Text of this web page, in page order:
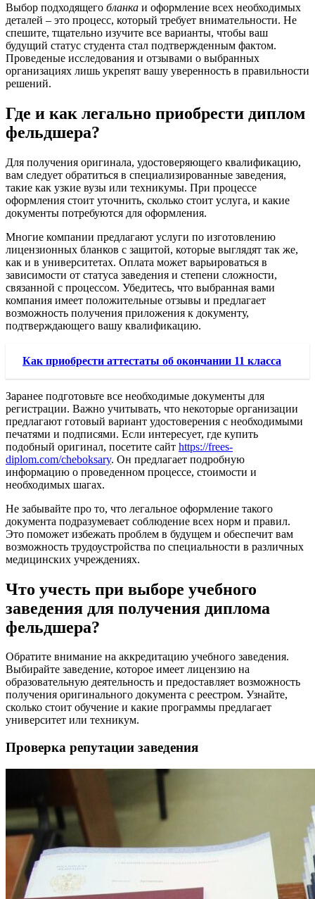
Выбор подходящего бланка и оформление всех необходимых
деталей – это процесс, который требует внимательности. Не
спешите, тщательно изучите все варианты, чтобы ваш
будущий статус студента стал подтвержденным фактом.
Проведеные исследования и отзывами о выбранных
организациях лишь укрепят вашу уверенность в правильности
решений.
Где и как легально приобрести диплом
фельдшера?
Для получения оригинала, удостоверяющего квалификацию,
вам следует обратиться в специализированные заведения,
такие как узкие вузы или техникумы. При процессе
оформления стоит уточнить, сколько стоит услуга, и какие
документы потребуются для оформления.
Многие компании предлагают услуги по изготовлению
лицензионных бланков с защитой, которые выглядят так же,
как и в университетах. Оплата может варьироваться в
зависимости от статуса заведения и степени сложности,
связанной с процессом. Убедитесь, что выбранная вами
компания имеет положительные отзывы и предлагает
возможность получения приложения к документу,
подтверждающего вашу квалификацию.
Как приобрести аттестаты об окончании 11 класса
Заранее подготовьте все необходимые документы для
регистрации. Важно учитывать, что некоторые организации
предлагают готовый вариант удостоверения с необходимыми
печатями и подписями. Если интересует, где купить
подобный оригинал, посетите сайт https://frees-
diplom.com/cheboksary. Он предлагает подробную
информацию о проведенном процессе, стоимости и
необходимых шагах.
Не забывайте про то, что легальное оформление такого
документа подразумевает соблюдение всех норм и правил.
Это поможет избежать проблем в будущем и обеспечит вам
возможность трудоустройства по специальности в различных
медицинских учреждениях.
Что учесть при выборе учебного
заведения для получения диплома
фельдшера?
Обратите внимание на аккредитацию учебного заведения.
Выбирайте заведение, которое имеет лицензию на
образовательную деятельность и предоставляет возможность
получения оригинального документа с реестром. Узнайте,
сколько стоит обучение и какие программы предлагает
университет или техникум.
Проверка репутации заведения